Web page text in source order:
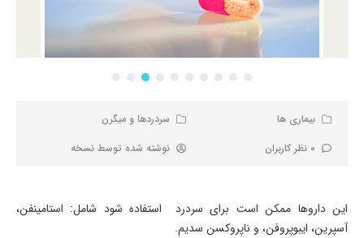
بیماری ها
سردردها و میگرن
0 نظر کاربران
نوشته شده توسط نسخه
این داروها ممکن است برای سردرد استفاده شود شامل: استامینفن،
آسپرین، ایبوپروفن، و ناپروکسن سدیم.